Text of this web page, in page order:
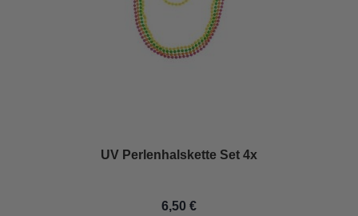
UV Perlenhalskette Set 4x
6,50 €